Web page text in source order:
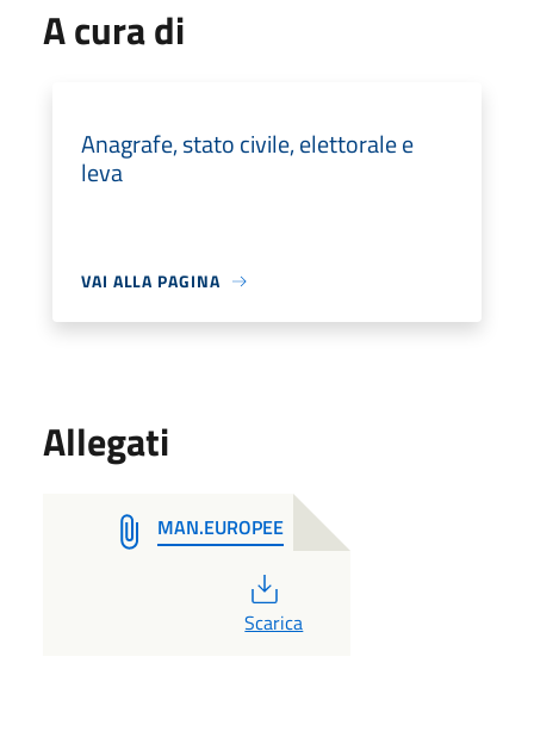
A cura di
Anagrafe, stato civile, elettorale e
leva
VAI ALLA PAGINA
Allegati
MAN.EUROPEE
PDF
Scarica